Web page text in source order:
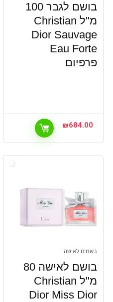
פארם,קוסמטיקה, מוצרי טיפוח
קטלוג מתנות
כל הקטגוריות
בושם לגבר 100
מ"ל Christian
Dior Sauvage
Eau Forte
פרפיום
₪684.00
בשמים לאישה
בושם לאישה 80
מ"ל Christian
Dior Miss Dior